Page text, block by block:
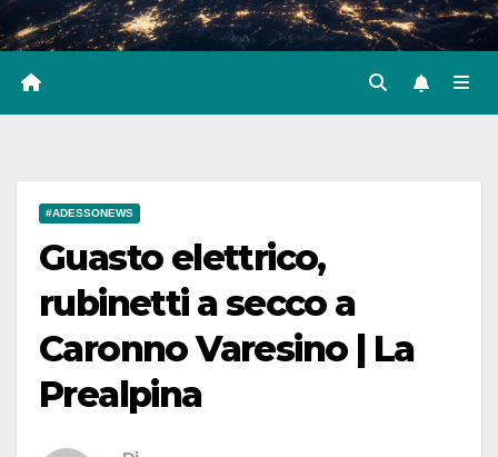
#ADESSONEWS
Guasto elettrico,
rubinetti a secco a
Caronno Varesino | La
Prealpina